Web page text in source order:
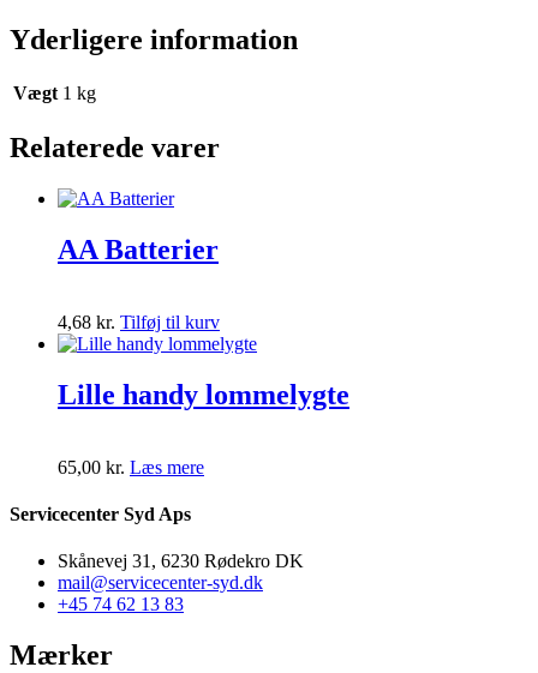
Yderligere information
Vægt 1 kg
Relaterede varer
AA Batterier
4,68 kr. Tilføj til kurv
Lille handy lommelygte
65,00 kr. Læs mere
Servicecenter Syd Aps
Skånevej 31, 6230 Rødekro DK
mail@servicecenter-syd.dk
+45 74 62 13 83
Mærker